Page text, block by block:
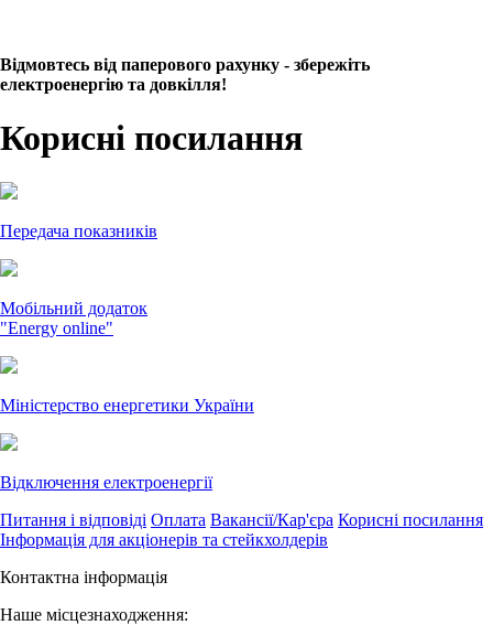
Відмовтесь від паперового рахунку - збережіть
електроенергію та довкілля!
Корисні посилання
Передача показників
Мобільний додаток
"Energy online"
Міністерство енергетики України
Відключення електроенергії
Питання і відповіді Оплата Вакансії/Кар'єра Корисні посилання
Інформація для акціонерів та стейкхолдерів
Контактна інформація
Наше місцезнаходження: